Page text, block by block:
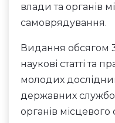
влади та органів
самоврядування.
Видання обсягом
наукові статті та
молодих
державних
органів